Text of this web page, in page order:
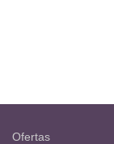
Ofertas